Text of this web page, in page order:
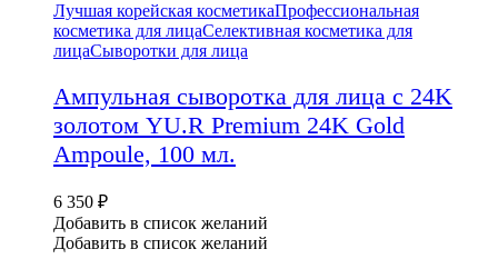
Лучшая корейская косметикаПрофессиональная
косметика для лицаСелективная косметика для
лицаСыворотки для лица
Ампульная сыворотка для лица с 24K
золотом YU.R Premium 24K Gold
Ampoule, 100 мл.
6 350 ₽
Добавить в список желаний
Добавить в список желаний